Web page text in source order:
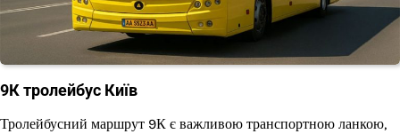
9К тролейбус Київ
Тролейбусний маршрут 9К є важливою транспортною ланкою,